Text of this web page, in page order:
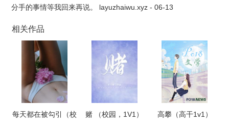
分手的事情等我回来再说。 layuzhaiwu.xyz - 06-13
相关作品
每天都在被勾引（校
赌 （校园，1V1） 高攀（高干1v1）